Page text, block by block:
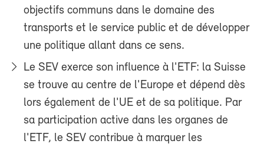
objectifs communs dans le domaine des
transports et le service public et de développer
une politique allant dans ce sens.
Le SEV exerce son influence à l'ETF: la Suisse
se trouve au centre de l'Europe et dépend dès
lors également de l'UE et de sa politique. Par
sa participation active dans les organes de
l'ETF, le SEV contribue à marquer les